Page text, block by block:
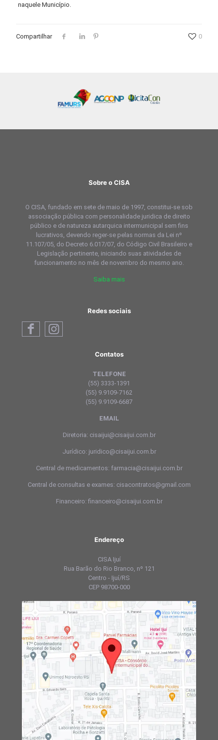
naquele Município.
Compartilhar 0
Sobre o CISA
O CISA, fundado em sete de maio de 1997, constitui-se sob
associação pública com personalidade juridica de direito
público e de natureza autarquica intermunicipal sem fins
lucrativos, devendo reger-se pelas normas da Lei nº
11.107/05, do Decreto 6.017/07, do Código Civil Brasileiro e
Legislação pertinente, iniciando suas atividades de
funcionamento no mês de novembro do mesmo ano.
Saiba mais
Redes sociais
Contatos
TELEFONE
(55) 3333-1391
(55) 9.9109-7162
(55) 9.9109-6687
EMAIL
Diretoria: cisaijui@cisaijui.com.br
Jurídico: juridico@cisaijui.com.br
Central de medicamentos: farmacia@cisaijui.com.br
Central de consultas e exames: cisacontratos@gmail.com
Financeiro: financeiro@cisaijui.com.br
Endereço
CISA Ijuí
Rua Barão do Rio Branco, nº 121
Centro - Ijuí/RS
CEP 98700-000